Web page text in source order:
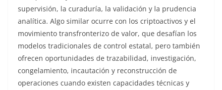
supervisión, la curaduría, la validación y la prudencia
analítica. Algo similar ocurre con los criptoactivos y el
movimiento transfronterizo de valor, que desafían los
modelos tradicionales de control estatal, pero también
ofrecen oportunidades de trazabilidad, investigación,
congelamiento, incautación y reconstrucción de
operaciones cuando existen capacidades técnicas y